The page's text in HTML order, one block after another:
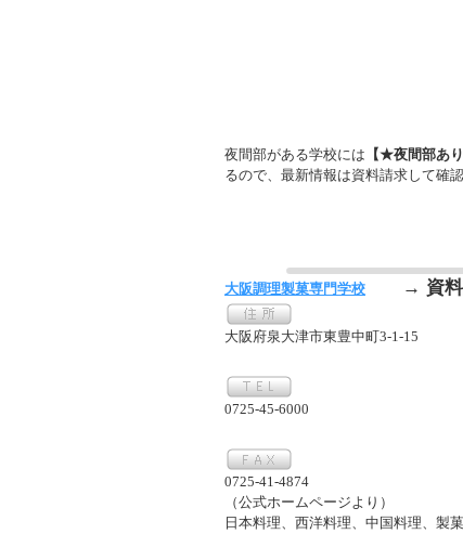
夜間部がある学校には 【★夜間部あり
るので、最新情報は資料請求して確
大阪調理製菓専門学校 → 資
大阪府泉大津市東豊中町3-1-15
0725-45-6000
0725-41-4874
（公式ホームページより）
日本料理、西洋料理、中国料理、製